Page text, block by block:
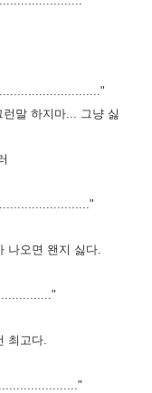
말 하지마... 그냥 싫
나오면 왠지 싫다.
최고다.